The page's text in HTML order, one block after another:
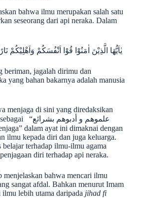
bahwa ilmu merupakan salah satu
seseorang dari api neraka. Dalam
يٰاَيُّهَا الَّذِيْنَ اٰمَنُوْا قُوْا اَنْفُسَكُمْ وَاَهْلِيْكُمْ
beriman, jagalah dirimu dan
yang bahan bakarnya adalah manusia
menjaga di sini yang diredaksikan
ilmu kepada diri dan juga keluarga.
terhadap ilmu-ilmu agama
diri terhadap api neraka.
bahwa mencari ilmu
sangat afdal. Bahkan menurut Imam
lebih utama daripada jihad fi